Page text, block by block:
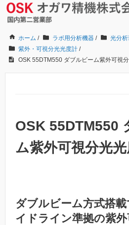
ホーム / ラボ用分析機器 / 光分
紫外・可視分光光度計 /
OSK 55DTM550 ダブルビーム紫外可視
OSK 55DTM550
ム紫外可視分光
ダブルビーム方式搭
イドライン準拠の紫